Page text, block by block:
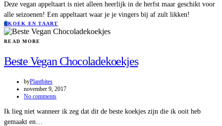
Deze vegan appeltaart is niet alleen heerlijk in de herfst maar geschikt voor
alle seizoenen! Een appeltaart waar je je vingers bij af zult likken!
KKOEK EN TAART
READ MORE
Beste Vegan Chocoladekoekjes
byPlantbites
november 9, 2017
No comments
Ik lieg niet wanneer ik zeg dat dit de beste koekjes zijn die ik ooit heb
gemaakt en…